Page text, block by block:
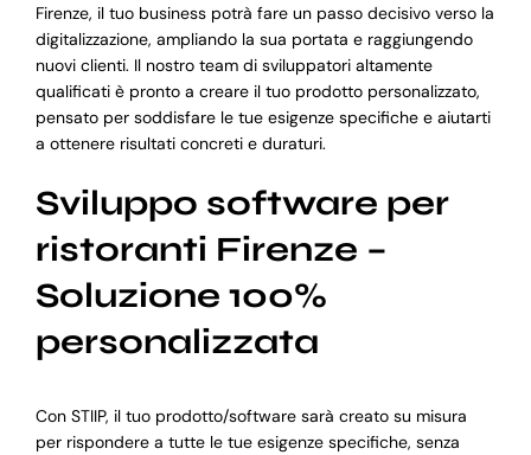
Firenze, il tuo business potrà fare un passo decisivo verso la
digitalizzazione, ampliando la sua portata e raggiungendo
nuovi clienti. Il nostro team di sviluppatori altamente
qualificati è pronto a creare il tuo prodotto personalizzato,
pensato per soddisfare le tue esigenze specifiche e aiutarti
a ottenere risultati concreti e duraturi.
Sviluppo software per
ristoranti Firenze –
Soluzione 100%
personalizzata
Con STIIP, il tuo prodotto/software sarà creato su misura
per rispondere a tutte le tue esigenze specifiche, senza